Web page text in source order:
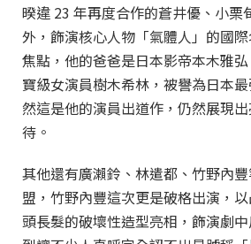
暌違 23 年再度合作的蒼井優、小栗
外，飾演核心人物「氣體人」的國
焦點，他的爸爸是日本影帝本木雅
寶級女演員樹木希林，被譽為日本
然這是他的演員出道作，仍然展現
待。
其他還有廣瀨鈴、林遣都、竹野內
盟，竹野內豐這次更是破格出演，
頭長髮的破壞性造型亮相，飾演劇